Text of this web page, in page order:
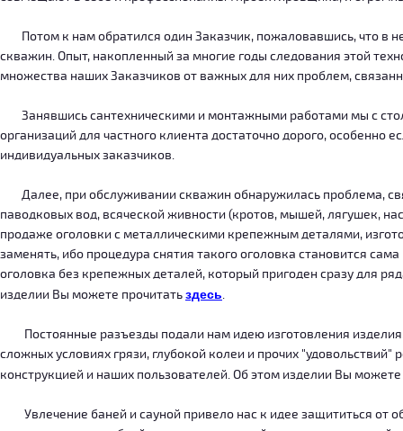
Потом к нам обратился один Заказчик, пожаловавшись, что в
скважин. Опыт, накопленный за многие годы следования этой
множества наших Заказчиков от важных для них проблем,
Занявшись сантехническими и монтажными работами мы с
организаций для частного клиента достаточно дорого, особенно
индивидуальных заказчиков.
Далее, при обслуживании скважин обнаружилась проблема,
паводковых вод, всяческой живности (кротов, мышей, лягушек,
продаже оголовки с металлическими крепежным деталями,
заменять, ибо процедура снятия такого оголовка становится
оголовка без крепежных деталей, который пригоден сразу для
изделии Вы можете прочитатьздесь.
Постоянные разъезды подали нам идею изготовления
сложных условиях грязи, глубокой колеи и прочих
конструкцией и наших пользователей. Об этом изделии Вы
Увлечение баней и сауной привело нас к идее защититься от